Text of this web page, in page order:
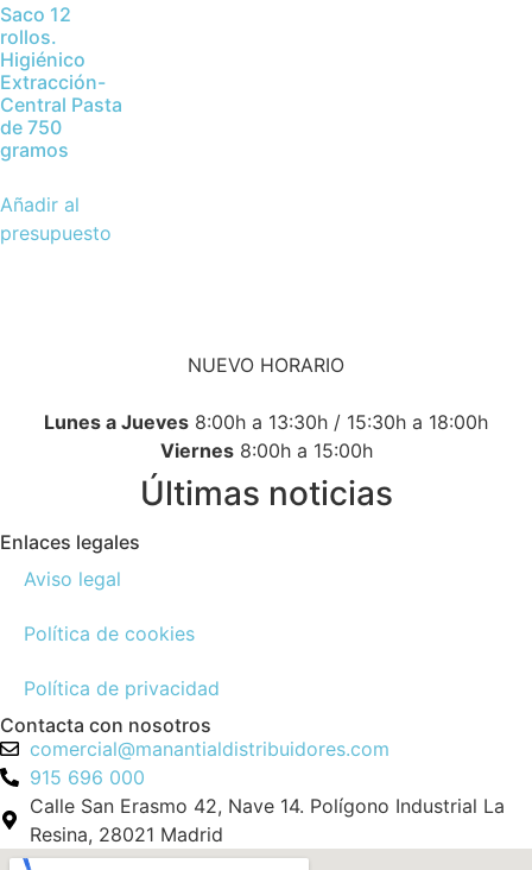
Saco 12
rollos.
Higiénico
Extracción-
Central Pasta
de 750
gramos
Añadir al
presupuesto
NUEVO HORARIO
Lunes a Jueves 8:00h a 13:30h / 15:30h a 18:00h
Viernes8:00h a 15:00h
Últimas noticias
Enlaces legales
Aviso legal
Política de cookies
Política de privacidad
Contacta con nosotros
comercial@manantialdistribuidores.com
915 696 000
Calle San Erasmo 42, Nave 14. Polígono Industrial La
Resina, 28021 Madrid